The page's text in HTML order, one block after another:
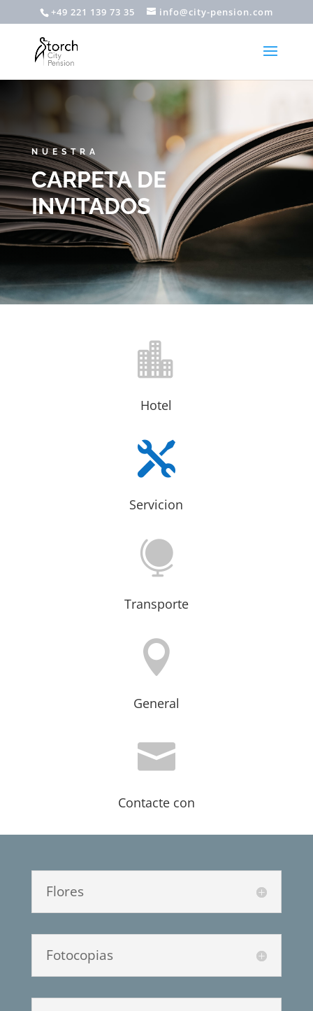
+49 221 139 73 35 info@city-pension.com
NUESTRA
CARPETA DE
INVITADOS

Hotel

Servicion

Transporte

General

Contacte con
Flores
Fotocopias